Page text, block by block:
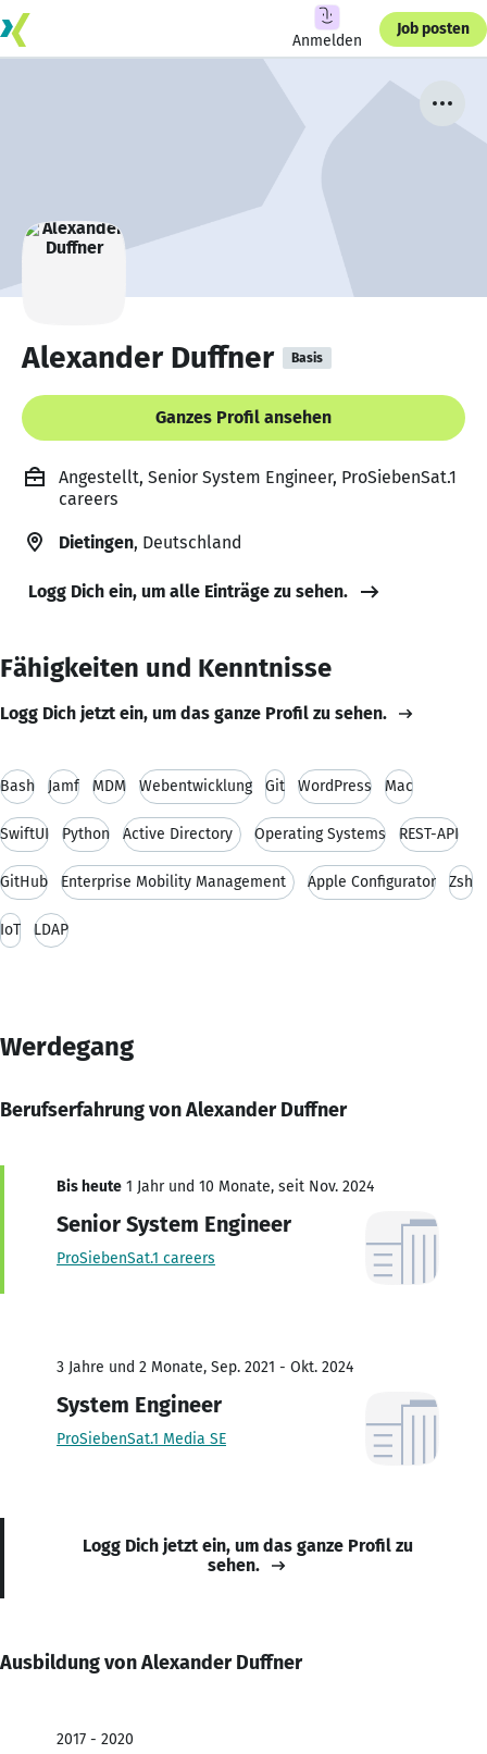
Anmelden
Job posten
Alexander Duffner Basis
Ganzes Profil ansehen
Angestellt, Senior System Engineer, ProSiebenSat.1
careers
Dietingen, Deutschland
Logg Dich ein, um alle Einträge zu sehen.
Fähigkeiten und Kenntnisse
Logg Dich jetzt ein, um das ganze Profil zu sehen.
Bash Jamf MDM Webentwicklung Git WordPress Mac
SwiftUI Python Active Directory Operating Systems REST-API
GitHub Enterprise Mobility Management Apple Configurator Zsh
IoT LDAP
Werdegang
Berufserfahrung von Alexander Duffner
Bis heute 1 Jahr und 10 Monate, seit Nov. 2024
Senior System Engineer
ProSiebenSat.1 careers
3 Jahre und 2 Monate, Sep. 2021 - Okt. 2024
System Engineer
ProSiebenSat.1 Media SE
Logg Dich jetzt ein, um das ganze Profil zu
sehen.
Ausbildung von Alexander Duffner
2017 - 2020